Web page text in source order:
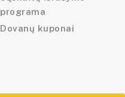
programa
Dovanų kuponai